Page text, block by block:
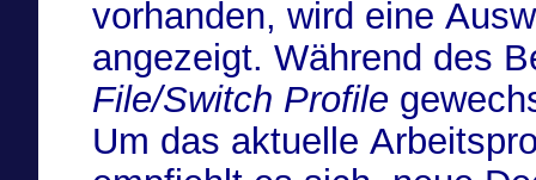
vorhanden, wird eine
angezeigt. Während des
File/Switch Profile
Um das aktuelle